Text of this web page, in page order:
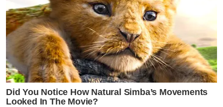
Did You Notice How Natural Simba’s Movements
Looked In The Movie?